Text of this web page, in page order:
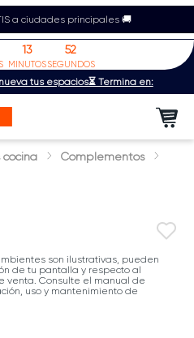
a ciudades principales 🚚
tus espacios⏳ Termina en:
13
MINUTOS
52
SEGUNDOS
cocina Complementos
son ilustrativas, pueden
de tu pantalla y respecto al
venta. Consulte el manual de
uso y mantenimiento de